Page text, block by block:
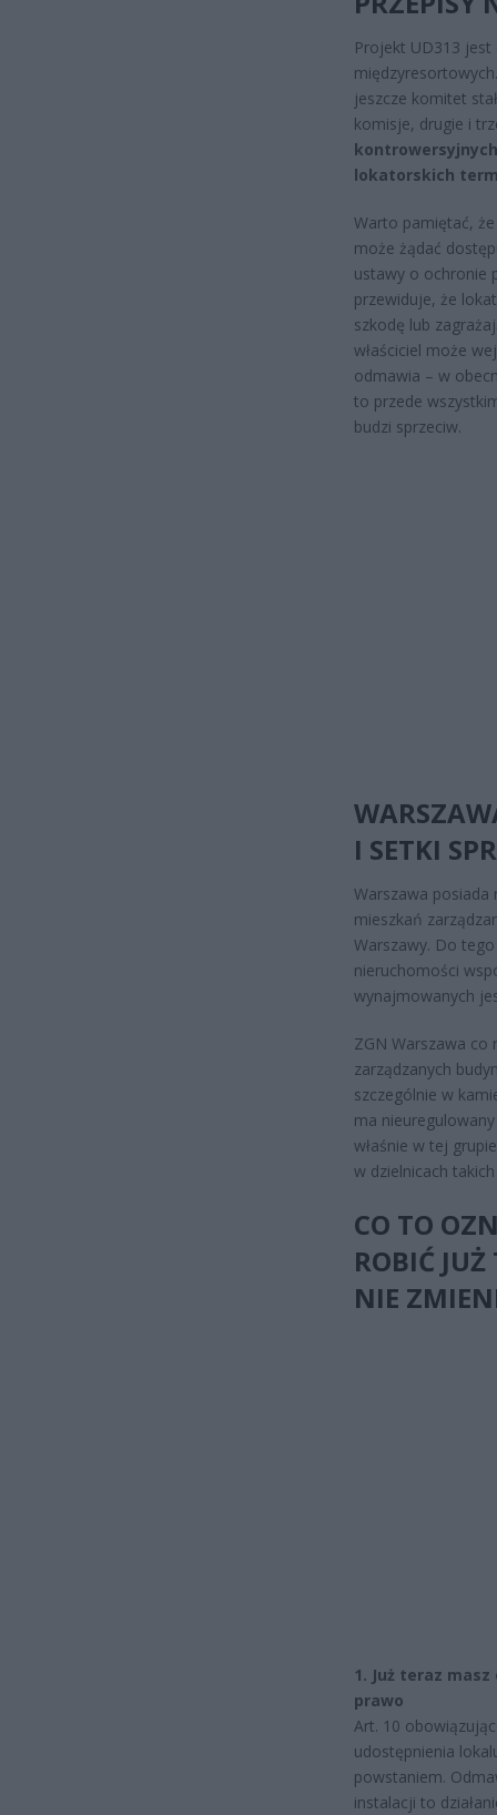
Projekt UD313 jest
jeszcze komitet
komisje, drugie i
lokatorskich
Warto pamiętać,
może żądać
ustawy o ochronie
przewiduje, że
szkodę lub
właściciel może
odmawia – w
to przede
budzi sprzeciw.
I SETKI
Warszawa posiada
mieszkań
Warszawy. Do
nieruchomości
wynajmowanych
ZGN Warszawa
zarządzanych
szczególnie w
ma
właśnie w tej
w dzielnicach
CO TO
ROBIĆ JUŻ
NIE
1. Już teraz
prawo
Art. 10
udostępnienia
powstaniem.
instalacji to